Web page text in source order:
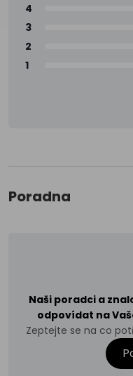
4
3
2
1
Poradna
Naši poradci a
odpovídat na
Zeptejte se na co